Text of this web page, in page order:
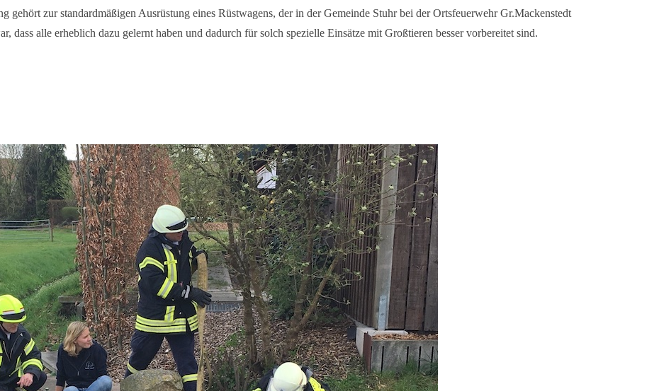
zur standardmäßigen Ausrüstung eines Rüstwagens, der in der Gemeinde Stuhr bei der Ortsfeuerwehr Gr.Mackenstedt
dass alle erheblich dazu gelernt haben und dadurch für solch spezielle Einsätze mit Großtieren besser vorbereitet sind.